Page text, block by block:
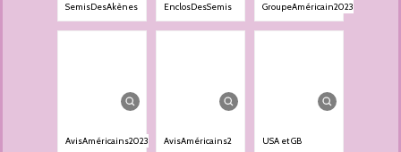
SemisDesAkènes EnclosDesSemis GroupeAméricain2023
AvisAméricains2023 AvisAméricains2 USA et GB